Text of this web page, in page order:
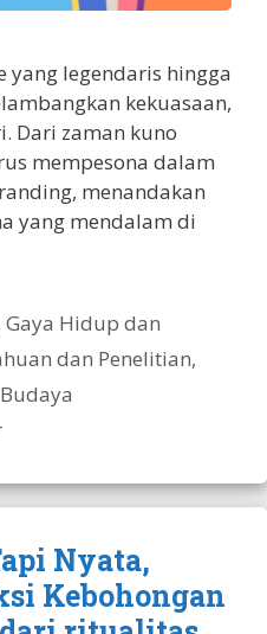
yang legendaris hingga
kekuasaan,
Dari zaman kuno
mempesona dalam
menandakan
yang mendalam di
Gaya Hidup dan
dan Penelitian,
Nyata,
Kebohongan